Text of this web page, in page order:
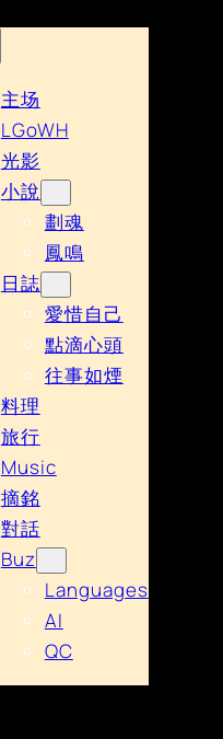
主场
LGoWH
光影
小說
劃魂
鳳鳴
日誌
愛惜自己
點滴心頭
往事如煙
料理
旅行
Music
摘銘
對話
Buz
Languages
AI
QC